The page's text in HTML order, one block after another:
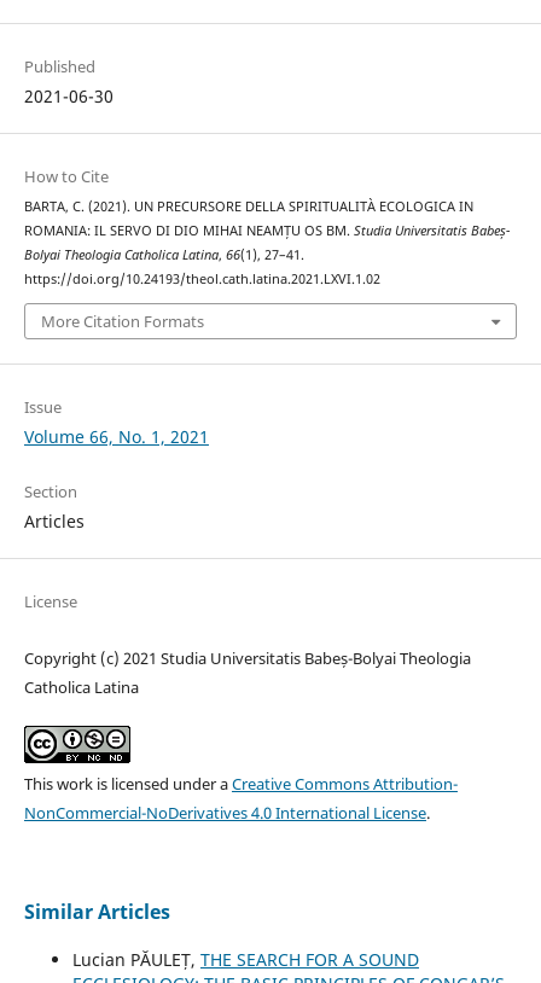
Published
2021-06-30
How to Cite
BARTA, C. (2021). UN PRECURSORE DELLA SPIRITUALITÀ ECOLOGICA IN
ROMANIA: IL SERVO DI DIO MIHAI NEAMȚU OS BM. Studia Universitatis Babeș-
Bolyai Theologia Catholica Latina, 66(1), 27–41.
https://doi.org/10.24193/theol.cath.latina.2021.LXVI.1.02
More Citation Formats
Issue
Volume 66, No. 1, 2021
Section
Articles
License
Copyright (c) 2021 Studia Universitatis Babeș-Bolyai Theologia
Catholica Latina
This work is licensed under aCreative Commons Attribution-
NonCommercial-NoDerivatives 4.0 International License.
Similar Articles
Lucian PĂULEȚ, THE SEARCH FOR A SOUND